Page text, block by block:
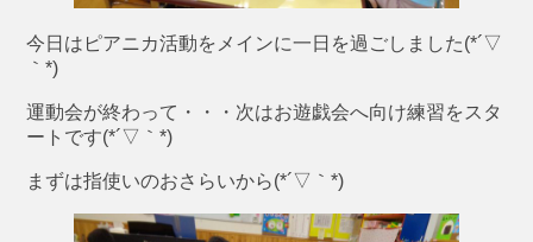
今日はピアニカ活動をメインに一日を過ごしました(*´▽
｀*)
運動会が終わって・・・次はお遊戯会へ向け練習をスタ
ートです(*´▽｀*)
まずは指使いのおさらいから(*´▽｀*)